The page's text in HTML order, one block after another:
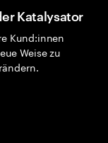
Katalysator
Kund:innen
Weise zu